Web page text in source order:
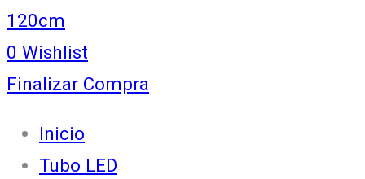
120cm
0 Wishlist
Finalizar Compra
Inicio
Tubo LED